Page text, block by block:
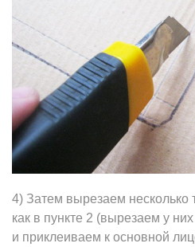
4) Затем вырезаем несколько
как в пункте 2 (вырезаем у
и приклеиваем к основной